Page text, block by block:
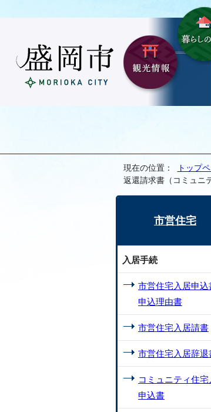
現在の位置： トップ
返還請求書（コミュニ
市営住宅
入居手続
市営住宅入居申込
申込理由書
市営住宅入居請書
市営住宅入居辞退
コミュニティ住宅
申込書